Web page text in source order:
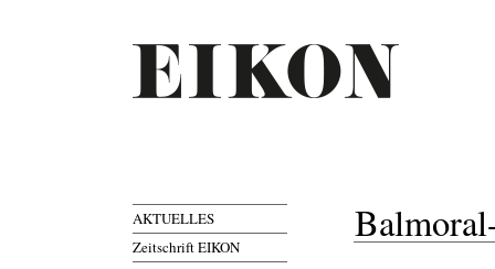
AKTUELLES
Zeitschrift EIKON